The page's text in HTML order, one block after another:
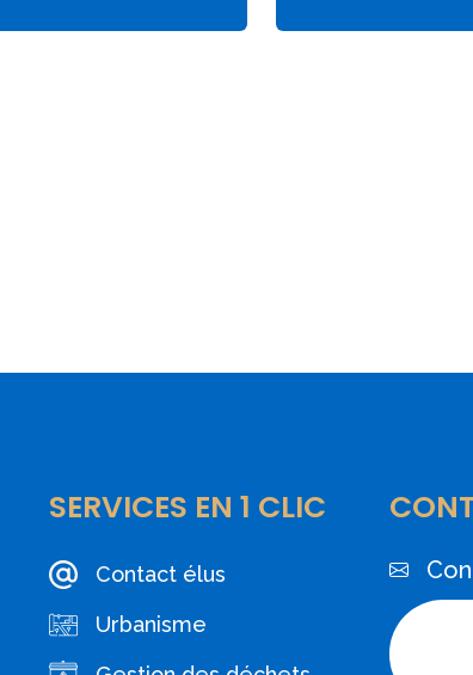
SERVICES EN 1 CLIC
Contact élus
Urbanisme